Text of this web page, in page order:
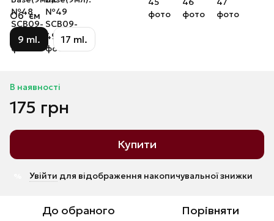
Об`єм
9 ml. 17 ml.
В наявності
175 грн
Купити
Увійти для відображення накопичувальної знижки
До обраного Порівняти